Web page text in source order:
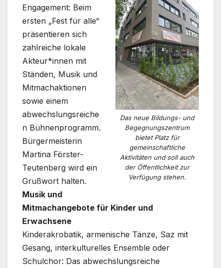
Das neue Bildungs- und
Begegnungszentrum
bietet Platz für
gemeinschaftliche
Aktivitäten und soll auch
der Öffentlichkeit zur
Verfügung stehen.
Engagement: Beim
ersten „Fest für alle“
präsentieren sich
zahlreiche lokale
Akteur*innen mit
Ständen, Musik und
Mitmachaktionen
sowie einem
abwechslungsreiche
n Bühnenprogramm.
Bürgermeisterin
Martina Förster-
Teutenberg wird ein
Grußwort halten.
Musik und
Mitmachangebote für Kinder und
Erwachsene
Kinderakrobatik, armenische Tänze, Saz mit
Gesang, interkulturelles Ensemble oder
Schulchor: Das abwechslungsreiche